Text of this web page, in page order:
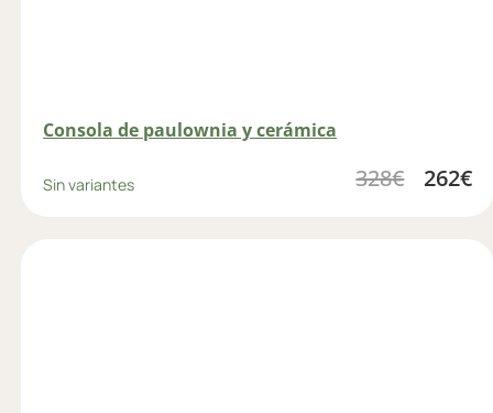
Consola de paulownia y cerámica
Sin variantes 328€ 262€